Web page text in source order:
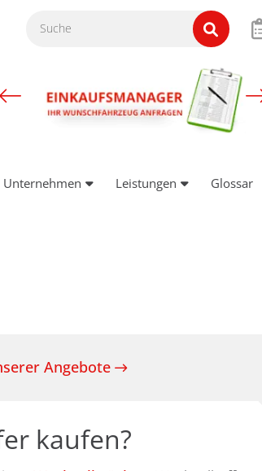
Unternehmen Leistungen Glossar
Angebote
kaufen?